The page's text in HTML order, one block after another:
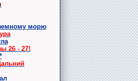
морю
26 - 27!